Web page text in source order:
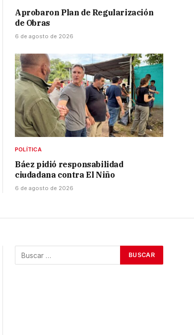
Aprobaron Plan de Regularización
de Obras
6 de agosto de 2026
POLÍTICA
Báez pidió responsabilidad
ciudadana contra El Niño
6 de agosto de 2026